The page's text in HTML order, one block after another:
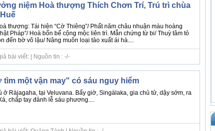
niệm Hoà thượng Thích Chơn Trí, Trú trì chùa
thượng: Tái hiện “Cờ Thiêng”/ Phất năm châu nhuận màu hoàng
Pháp”/ Hoà bốn bể cộng mộc liên trì. Mẫn chứng từ bi/ Thuỳ tâm tỏ
đến bờ vô lậu/ Nâng muôn loại tảo xuất ái hà....
bài viết: | Nguồn tin : -/-
tìm một vận may" có sáu nguy hiểm
ở Ràjagaha, tại Veluvana. Bấy giờ, Singàlaka, gia chủ tử, dậy sớm, ra
chấp tay đảnh lễ sáu phương....